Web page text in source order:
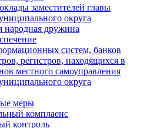
заместителей главы
округа
народная дружина
систем, банков
регистров, находящихся в
местного самоуправления
округа
меры
комплаенс
контроль